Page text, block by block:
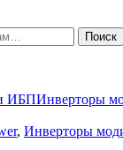
Поиск
ИБПИнверторы
, Инверторы